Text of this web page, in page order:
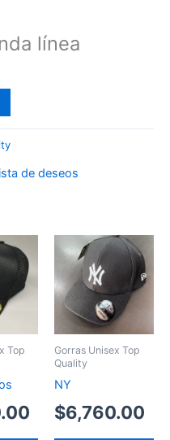
línea
de deseos
Top
Gorras Unisex Top
Quality
NY
$6,760.00